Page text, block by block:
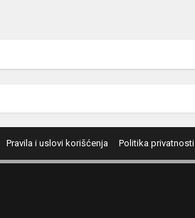
Pravila i uslovi korišćenja Politika privatnosti